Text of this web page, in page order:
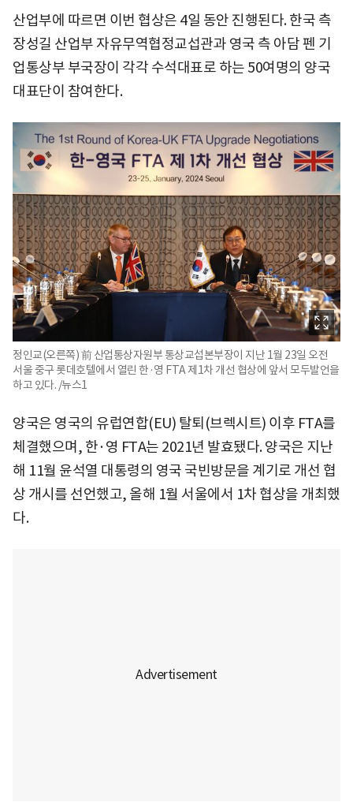
산업부에 따르면 이번 협상은 4일 동안 진행된다. 한국 측
장성길 산업부 자유무역협정교섭관과 영국 측 아담 펜 기
업통상부 부국장이 각각 수석대표로 하는 50여명의 양국
대표단이 참여한다.
정인교(오른쪽) 前 산업통상자원부 통상교섭본부장이 지난 1월 23일 오전
서울 중구 롯데호텔에서 열린 한·영 FTA 제1차 개선 협상에 앞서 모두발언을
하고 있다. /뉴스1
양국은 영국의 유럽연합(EU) 탈퇴(브렉시트) 이후 FTA를
체결했으며, 한·영 FTA는 2021년 발효됐다. 양국은 지난
해 11월 윤석열 대통령의 영국 국빈방문을 계기로 개선 협
상 개시를 선언했고, 올해 1월 서울에서 1차 협상을 개최했
다.